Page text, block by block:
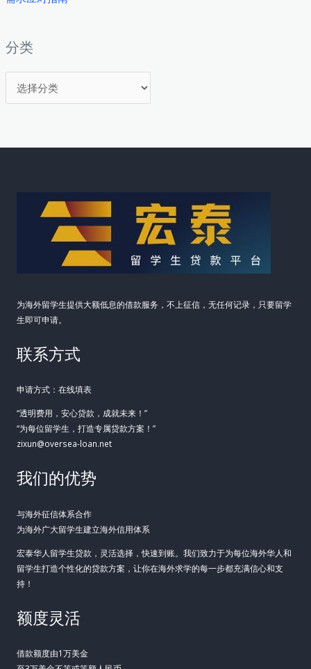
分类
类
为海外留学生提供大额低息的借款服务，不上征信，无任何记录，只要留学
生即可申请。
联系方式
申请方式：在线填表
“透明费用，安心贷款，成就未来！”
“为每位留学生，打造专属贷款方案！”
zixun@oversea-loan.net
我们的优势
与海外征信体系合作
为海外广大留学生建立海外信用体系
宏泰华人留学生贷款，灵活选择，快速到账。我们致力于为每位海外华人和
留学生打造个性化的贷款方案，让你在海外求学的每一步都充满信心和支
持！
额度灵活
借款额度由1万美金